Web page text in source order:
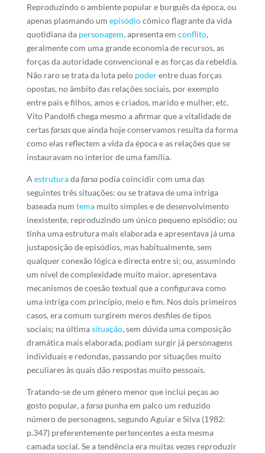
Reproduzindo o ambiente popular e burguês da época, ou
apenas plasmando um episódiocómico flagrante da vida
quotidiana da personagem, apresenta em conflito,
geralmente com uma grande economia de recursos, as
forças da autoridade convencional e as forças da rebeldia.
Não raro se trata da luta pelo poderentre duas forças
opostas, no âmbito das relações sociais, por exemplo
entre pais e filhos, amos e criados, marido e mulher, etc.
Vito Pandolfi chega mesmo a afirmar que a vitalidade de
certasfarsasque ainda hoje conservamos resulta da forma
como elas reflectem a vida da época e as relações que se
instauravam no interior de uma família.
A estruturadafarsapodia coincidir com uma das
seguintes três situações: ou se tratava de uma intriga
baseada num temamuito simples e de desenvolvimento
inexistente, reproduzindo um único pequeno episódio; ou
tinha uma estrutura mais elaborada e apresentava já uma
justaposição de episódios, mas habitualmente, sem
qualquer conexão lógica e directa entre si; ou, assumindo
um nível de complexidade muito maior, apresentava
mecanismos de coesão textual que a configurava como
uma intriga com princípio, meio e fim. Nos dois primeiros
casos, era comum surgirem meros desfiles de tipos
sociais; na últimasituação, sem dúvida uma composição
dramática mais elaborada, podiam surgir já personagens
individuais e redondas, passando por situações muito
peculiares às quais dão respostas muito pessoais.
Tratando-se de um género menor que inclui peças ao
gosto popular, afarsapunha em palco um reduzido
número de personagens, segundo Aguiar e Silva (1982:
p.347) preferentemente pertencentes a esta mesma
camada social. Se a tendência era muitas vezes reproduzir